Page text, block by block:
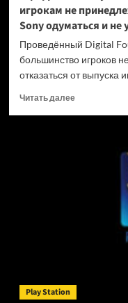
игрокам не
Sony одуматься и не
Проведённый Digital
большинство игроков
отказаться от выпуска
Читать далееПрочитать
платформах
Play Station